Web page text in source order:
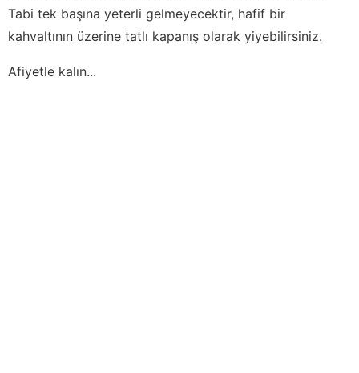
Tabi tek başına yeterli gelmeyecektir, hafif bir
kahvaltının üzerine tatlı kapanış olarak yiyebilirsiniz.
Afiyetle kalın...